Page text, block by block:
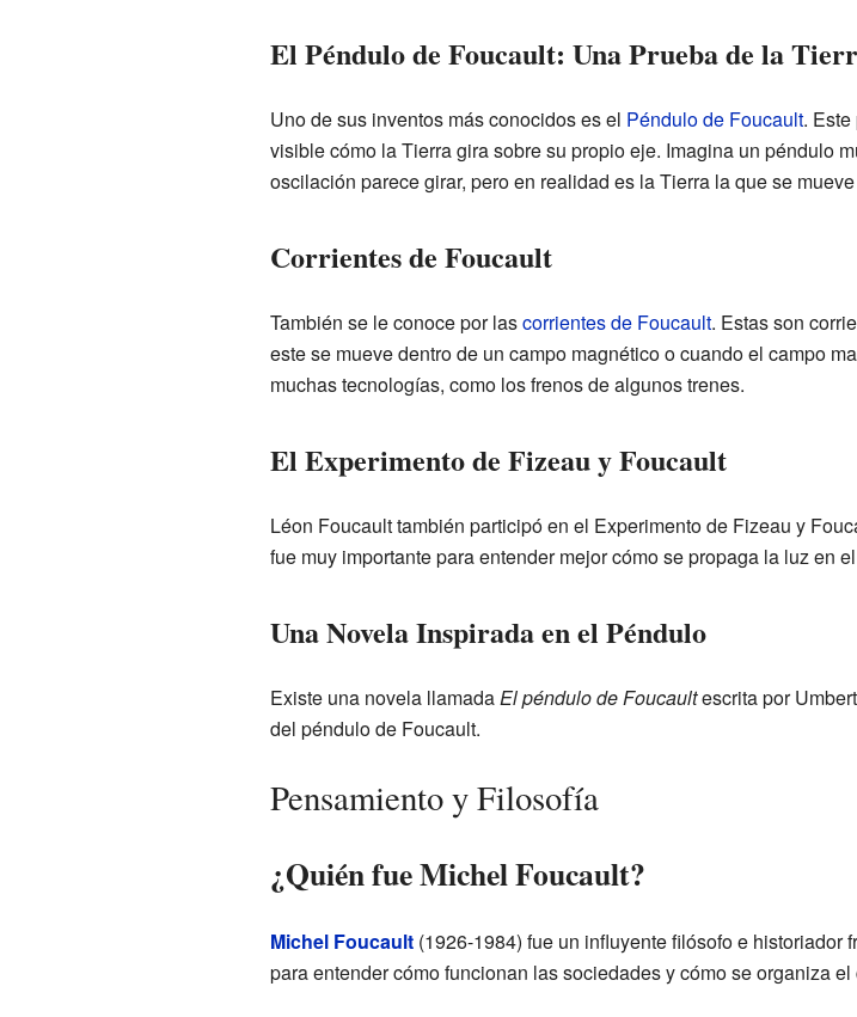
El Péndulo de Foucault: Una Prueba de la
Uno de sus inventos más conocidos es el Péndulo de Foucault. Este
visible cómo la Tierra gira sobre su propio eje. Imagina un péndulo
oscilación parece girar, pero en realidad es la Tierra la que se
Corrientes de Foucault
También se le conoce por lascorrientes de Foucault. Estas son
este se mueve dentro de un campo magnético o cuando el campo
muchas tecnologías, como los frenos de algunos trenes.
El Experimento de Fizeau y Foucault
Léon Foucault también participó en el Experimento de Fizeau y
fue muy importante para entender mejor cómo se propaga la luz en
Una Novela Inspirada en el Péndulo
Existe una novela llamadaEl péndulo de Foucaultescrita por
del péndulo de Foucault.
Pensamiento y Filosofía
¿Quién fue Michel Foucault?
Michel Foucault(1926-1984) fue un influyente filósofo e historiador
para entender cómo funcionan las sociedades y cómo se organiza